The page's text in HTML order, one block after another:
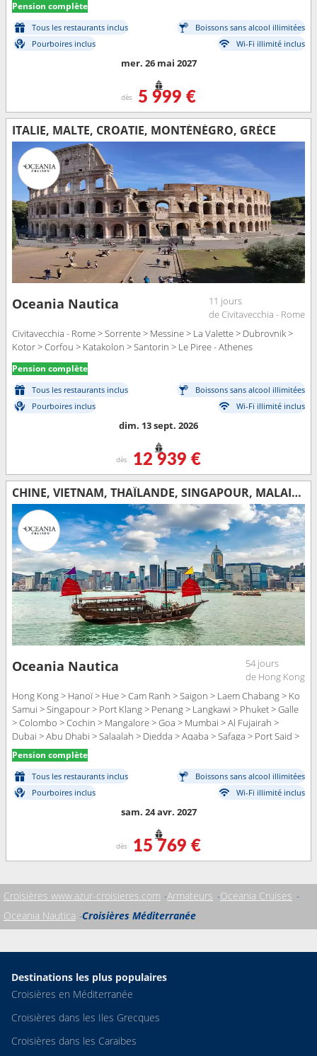
Pension complète
Tous les restaurants inclus
Boissons sans alcool illimitées
Pourboires inclus
Wi-Fi illimité inclus
mer. 26 mai 2027
dès 5 999 €
ITALIE, MALTE, CROATIE, MONTÉNÉGRO, GRÈCE
Oceania Nautica
11 jours
de Civitavecchia - Rome
Civitavecchia - Rome > Sorrente > Messine > La Valette > Dubrovnik >
Kotor > Corfou > Katakolon > Santorin > Le Piree - Athenes
Pension complète
Tous les restaurants inclus
Boissons sans alcool illimitées
Pourboires inclus
Wi-Fi illimité inclus
dim. 13 sept. 2026
dès 12 939 €
CHINE, VIETNAM, THAÏLANDE, SINGAPOUR, MALAISIE, SRI LANKA, INDE, EMIRATS ARABES UNIS, OMAN, ARABIE SAOUDITE, JORDANIE, EGYPTE, CHYPRE, GRÈCE, TURQUIE
Oceania Nautica
54 jours
de Hong Kong
Hong Kong > Hanoï > Hue > Cam Ranh > Saigon > Laem Chabang > Ko
Samui > Singapour > Port Klang > Penang > Langkawi > Phuket > Galle
> Colombo > Cochin > Mangalore > Goa > Mumbai > Al Fujairah >
Dubai > Abu Dhabi > Salaalah > Djedda > Aqaba > Safaga > Port Said >
Limassol > Antalya > Rhodes > Ephèse > Istanbul
Pension complète
Tous les restaurants inclus
Boissons sans alcool illimitées
Pourboires inclus
Wi-Fi illimité inclus
sam. 24 avr. 2027
dès 15 769 €
Croisières www.azur-croisieres.com Armateurs Oceania Cruises
Oceania Nautica Croisières Méditerranée
Destinations les plus populaires
Croisières en Méditerranée
Croisières dans les Iles Grecques
Croisières dans les Caraibes